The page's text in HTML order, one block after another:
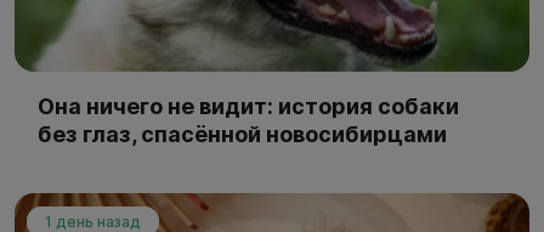
Она ничего не видит: история собаки
без глаз, спасённой новосибирцами
1 день назад